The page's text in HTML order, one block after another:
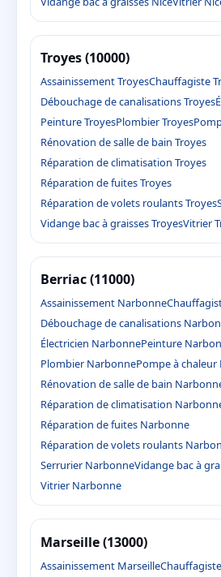
Troyes (10000)
Assainissement TroyesChauffagiste
Débouchage de canalisations Troyes
Peinture TroyesPlombier Troyes
Rénovation de salle de bain Troyes
Réparation de climatisation Troyes
Réparation de fuites Troyes
Réparation de volets roulants Troyes
Vidange bac à graisses TroyesVitrier
Berriac (11000)
Assainissement Narbonne
Débouchage de canalisations
Électricien NarbonnePeinture
Plombier NarbonnePompe à
Rénovation de salle de bain
Réparation de climatisation
Réparation de fuites Narbonne
Réparation de volets roulants
Serrurier NarbonneVidange bac à
Vitrier Narbonne
Marseille (13000)
Assainissement Marseille